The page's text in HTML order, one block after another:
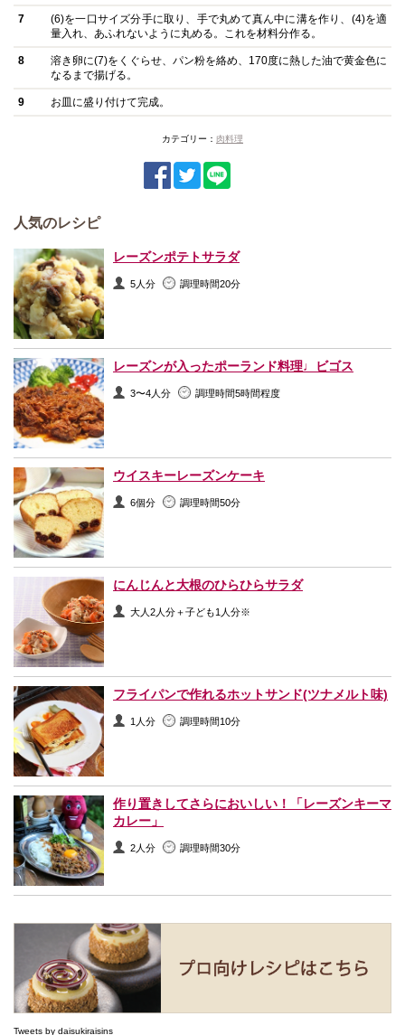
7
(6)を一口サイズ分手に取り、手で丸めて真ん中に溝を作り、(4)を適
量入れ、あふれないように丸める。これを材料分作る。
8
溶き卵に(7)をくぐらせ、パン粉を絡め、170度に熱した油で黄金色に
なるまで揚げる。
9 お皿に盛り付けて完成。
カテゴリー： 肉料理
人気のレシピ
レーズンポテトサラダ
5人分 調理時間20分
レーズンが入ったポーランド料理♩ビゴス
3〜4人分 調理時間5時間程度
ウイスキーレーズンケーキ
6個分 調理時間50分
にんじんと大根のひらひらサラダ
大人2人分＋子ども1人分※
フライパンで作れるホットサンド(ツナメルト味)
1人分 調理時間10分
作り置きしてさらにおいしい！「レーズンキーマ
カレー」
2人分 調理時間30分
Tweets by daisukiraisins